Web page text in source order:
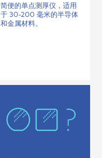
简便的单点测厚仪，适用
于 30-200 毫米的半导体
和金属材料。